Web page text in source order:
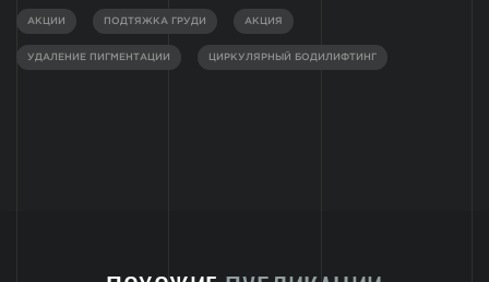
АКЦИИ ПОДТЯЖКА ГРУДИ АКЦИЯ
УДАЛЕНИЕ ПИГМЕНТАЦИИ ЦИРКУЛЯРНЫЙ БОДИЛИФТИНГ